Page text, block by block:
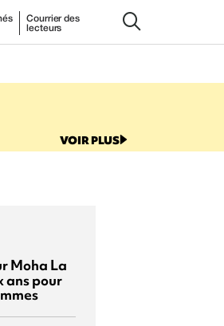
Courrier des
lecteurs
VOIR PLUS
Moha La
ans pour